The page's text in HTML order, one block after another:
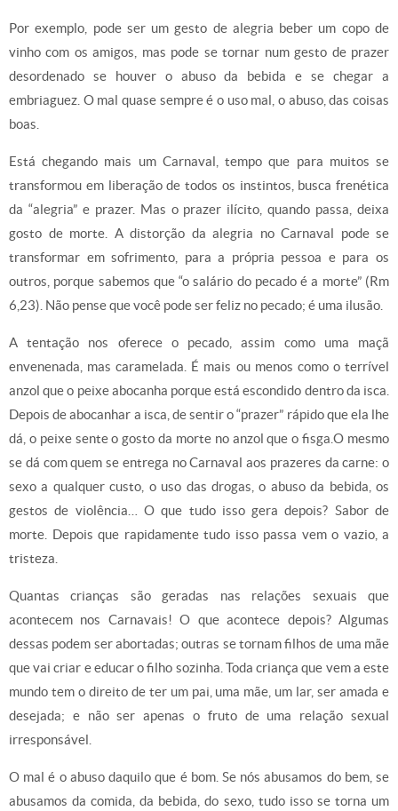
Por exemplo, pode ser um gesto de alegria beber um copo de
vinho com os amigos, mas pode se tornar num gesto de prazer
desordenado se houver o abuso da bebida e se chegar a
embriaguez. O mal quase sempre é o uso mal, o abuso, das coisas
boas.
Está chegando mais um Carnaval, tempo que para muitos se
transformou em liberação de todos os instintos, busca frenética
da “alegria” e prazer. Mas o prazer ilícito, quando passa, deixa
gosto de morte. A distorção da alegria no Carnaval pode se
transformar em sofrimento, para a própria pessoa e para os
outros, porque sabemos que “o salário do pecado é a morte” (Rm
6,23). Não pense que você pode ser feliz no pecado; é uma ilusão.
A tentação nos oferece o pecado, assim como uma maçã
envenenada, mas caramelada. É mais ou menos como o terrível
anzol que o peixe abocanha porque está escondido dentro da isca.
Depois de abocanhar a isca, de sentir o “prazer” rápido que ela lhe
dá, o peixe sente o gosto da morte no anzol que o fisga.O mesmo
se dá com quem se entrega no Carnaval aos prazeres da carne: o
sexo a qualquer custo, o uso das drogas, o abuso da bebida, os
gestos de violência… O que tudo isso gera depois? Sabor de
morte. Depois que rapidamente tudo isso passa vem o vazio, a
tristeza.
Quantas crianças são geradas nas relações sexuais que
acontecem nos Carnavais! O que acontece depois? Algumas
dessas podem ser abortadas; outras se tornam filhos de uma mãe
que vai criar e educar o filho sozinha. Toda criança que vem a este
mundo tem o direito de ter um pai, uma mãe, um lar, ser amada e
desejada; e não ser apenas o fruto de uma relação sexual
irresponsável.
O mal é o abuso daquilo que é bom. Se nós abusamos do bem, se
abusamos da comida, da bebida, do sexo, tudo isso se torna um